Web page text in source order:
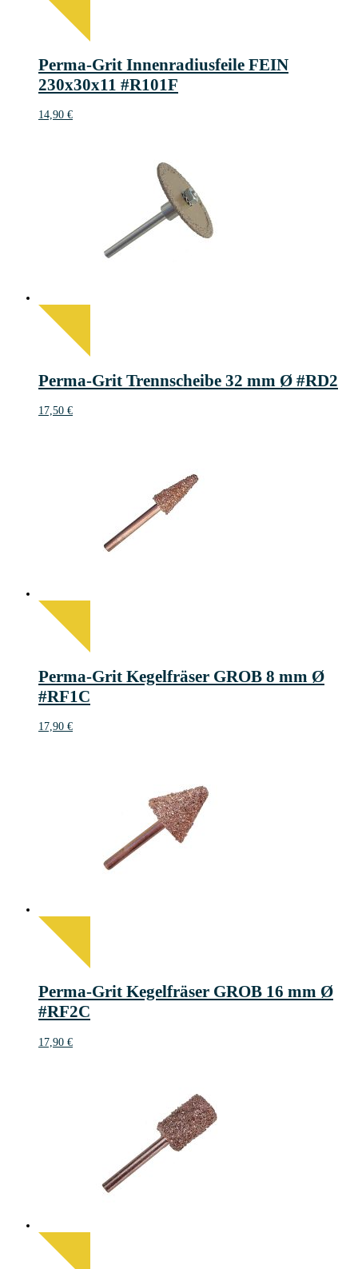
Perma-Grit Innenradiusfeile FEIN
230x30x11 #R101F
14,90 €
Perma-Grit Trennscheibe 32 mm Ø #RD2
17,50 €
Perma-Grit Kegelfräser GROB 8 mm Ø
#RF1C
17,90 €
Perma-Grit Kegelfräser GROB 16 mm Ø
#RF2C
17,90 €